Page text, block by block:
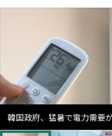
韓国政府、猛暑で電力需要